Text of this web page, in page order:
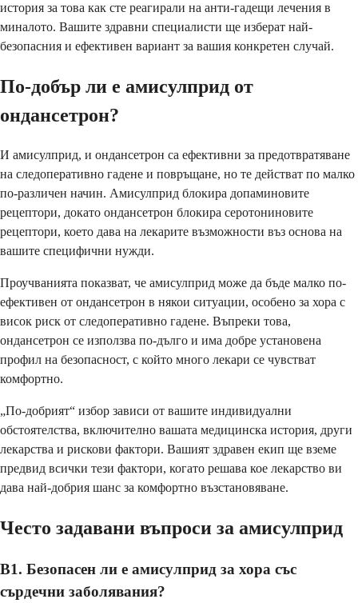
история за това как сте реагирали на анти-гадещи лечения в
миналото. Вашите здравни специалисти ще изберат най-
безопасния и ефективен вариант за вашия конкретен случай.
По-добър ли е амисулприд от
ондансетрон?
И амисулприд, и ондансетрон са ефективни за предотвратяване
на следоперативно гадене и повръщане, но те действат по малко
по-различен начин. Амисулприд блокира допаминовите
рецептори, докато ондансетрон блокира серотониновите
рецептори, което дава на лекарите възможности въз основа на
вашите специфични нужди.
Проучванията показват, че амисулприд може да бъде малко по-
ефективен от ондансетрон в някои ситуации, особено за хора с
висок риск от следоперативно гадене. Въпреки това,
ондансетрон се използва по-дълго и има добре установена
профил на безопасност, с който много лекари се чувстват
комфортно.
„По-добрият“ избор зависи от вашите индивидуални
обстоятелства, включително вашата медицинска история, други
лекарства и рискови фактори. Вашият здравен екип ще вземе
предвид всички тези фактори, когато решава кое лекарство ви
дава най-добрия шанс за комфортно възстановяване.
Често задавани въпроси за амисулприд
В1. Безопасен ли е амисулприд за хора със
сърдечни заболявания?